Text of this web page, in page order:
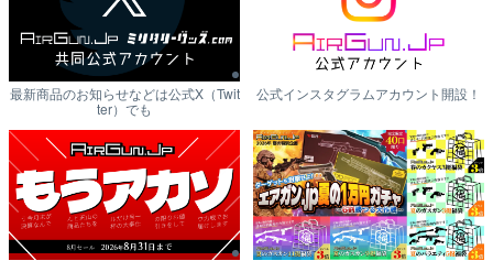
最新商品のお知らせなどは公式X（Twit
ter）でも
公式インスタグラムアカウント開設！